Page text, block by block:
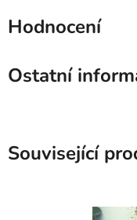
Hodnocení
Ostatní
Související